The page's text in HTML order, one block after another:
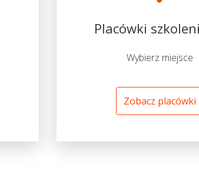
Placówki
Wybierz miejsce
Zobacz placówki